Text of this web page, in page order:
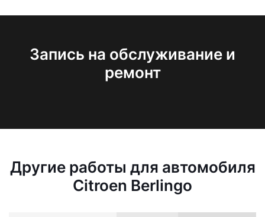
Запись на обслуживание и
ремонт
Другие работы для автомобиля
Citroen Berlingo